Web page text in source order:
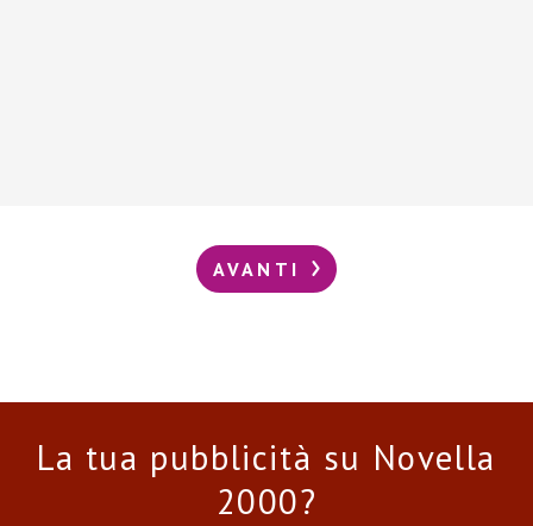
AVANTI
La tua pubblicità su Novella
2000?